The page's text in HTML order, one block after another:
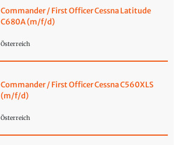
Commander / First Officer Cessna Latitude
C680A (m/f/d)
Österreich
Commander / First Officer Cessna C560XLS
(m/f/d)
Österreich